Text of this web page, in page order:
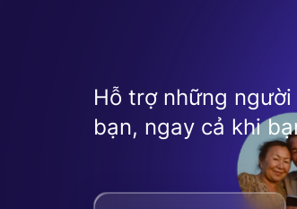
Hỗ trợ những
bạn, ngay cả khi